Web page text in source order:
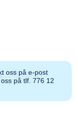
oss på e-post
på tlf. 776 12